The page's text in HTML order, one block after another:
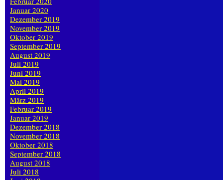
Januar 2020
Dezember 2019
November 2019
Oktober 2019
September 2019
August 2019
Juli 2019
Juni 2019
Mai 2019
April 2019
März 2019
Februar 2019
Januar 2019
Dezember 2018
November 2018
Oktober 2018
September 2018
August 2018
Juli 2018